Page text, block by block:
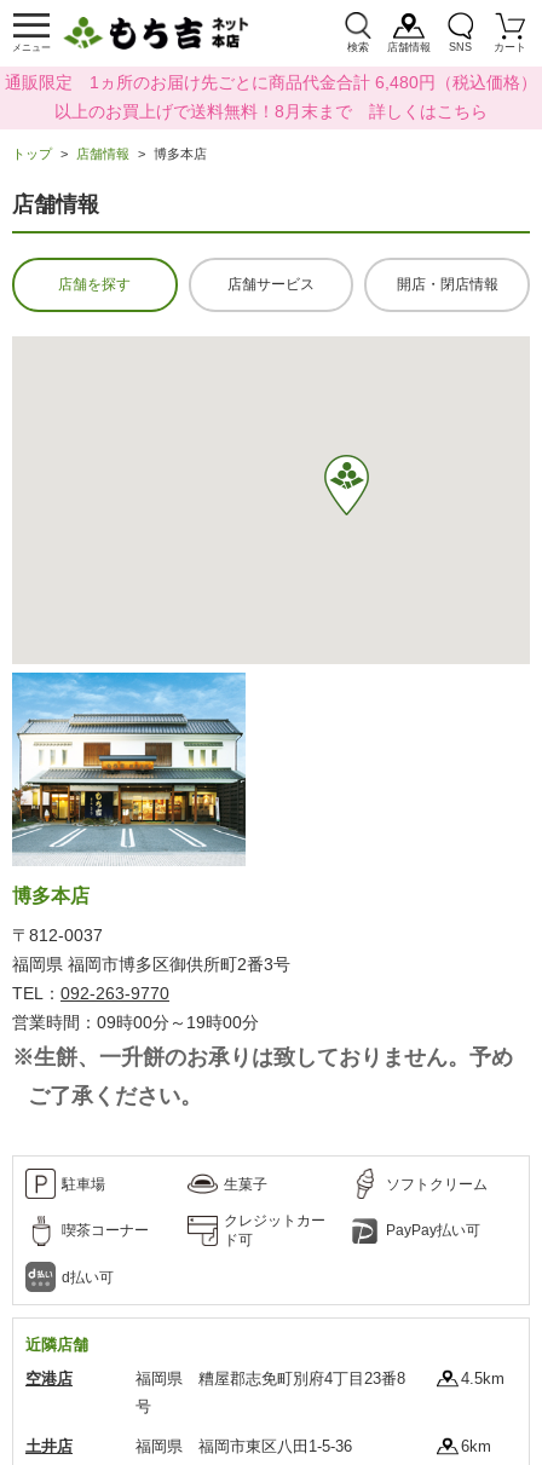
メニュー 検索 店舗情報 SNS カート
通販限定 1ヵ所のお届け先ごとに商品代金合計 6,480円（税込価格）
以上のお買上げで送料無料！8月末まで 詳しくはこちら
トップ 店舗情報 博多本店
店舗情報
店舗を探す 店舗サービス 開店・閉店情報
博多本店
〒812-0037
福岡県 福岡市博多区御供所町2番3号
TEL： 092-263-9770
営業時間：09時00分～19時00分
※生餅、一升餅のお承りは致しておりません。予め
ご了承ください。
駐車場 生菓子 ソフトクリーム
喫茶コーナー
クレジットカー
ド可
PayPay払い可
d払い可
近隣店舗
空港店
福岡県 糟屋郡志免町別府4丁目23番8
号
4.5km
土井店 福岡県 福岡市東区八田1-5-36 6km